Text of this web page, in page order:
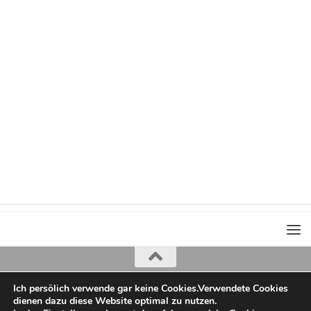
Iris Greiner
copyright 2022
Ich persölich verwende gar keine Cookies.Verwendete Cookies
dienen dazu diese Website optimal zu nutzen.